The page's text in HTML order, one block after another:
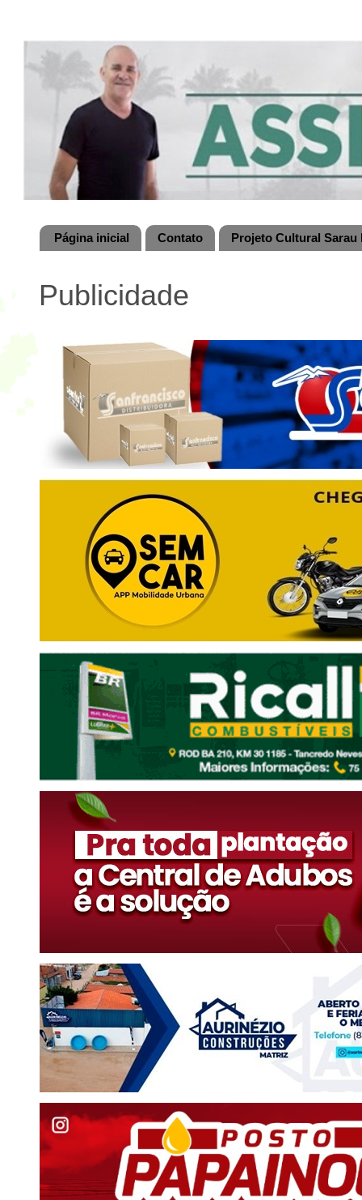
Página inicial Contato Projeto Cultural
Publicidade